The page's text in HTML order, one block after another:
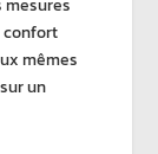
mesures
confort
mêmes
un